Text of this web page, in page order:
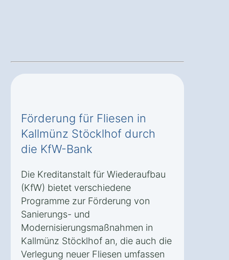
Förderung für Fliesen in
Kallmünz Stöcklhof durch
die KfW-Bank
Die Kreditanstalt für Wiederaufbau
(KfW) bietet verschiedene
Programme zur Förderung von
Sanierungs- und
Modernisierungsmaßnahmen in
Kallmünz Stöcklhof an, die auch die
Verlegung neuer Fliesen umfassen